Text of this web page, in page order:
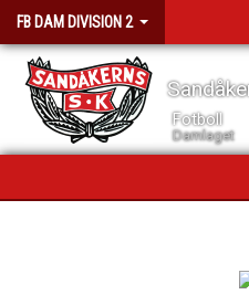
FB DAM DIVISION 2
Fotboll
Damlaget